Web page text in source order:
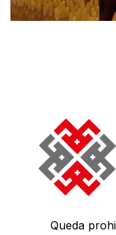
Queda